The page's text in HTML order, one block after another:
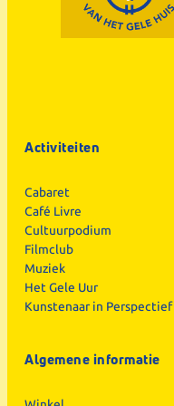
Activiteiten
Cabaret
Café Livre
Cultuurpodium
Filmclub
Muziek
Het Gele Uur
Kunstenaar in Perspectief
Algemene informatie